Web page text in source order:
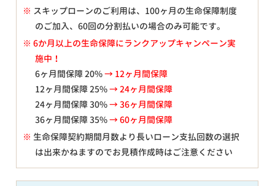
※ スキップローンのご利用は、100ヶ月の生命保障制度
のご加入、60回の分割払いの場合のみ可能です。
※ 6か月以上の生命保障にランクアップキャンペーン実
施中！
6ヶ月間保障 20%→ 12ヶ月間保障
12ヶ月間保障 25%→ 24ヶ月間保障
24ヶ月間保障 30%→ 36ヶ月間保障
36ヶ月間保障 35%→ 60ヶ月間保障
※ 生命保障契約期間月数より長いローン支払回数の選択
は出来かねますのでお見積作成時はご注意ください